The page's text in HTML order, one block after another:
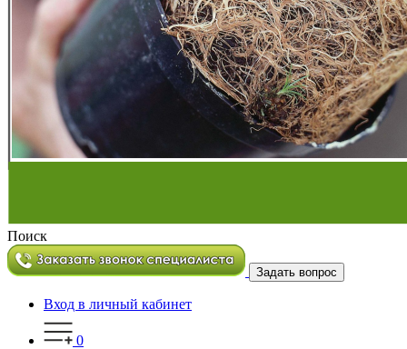
Поиск
Задать вопрос
Вход в личный кабинет
0